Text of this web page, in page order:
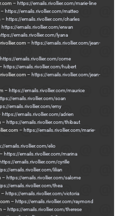
– https://emails.rivollier.com/marie-line
– https://emails.rivollier.com/matteo
– https://emails.rivollier.com/charles
https://emails.rivollier.com/erwan
emails.rivollier.com/lyana
– https://emails.rivollier.com/jean-
https://emails.rivollier.com/come
https://emails.rivollier.com/hubert
– https://emails.rivollier.com/jean-
– https://emails.rivollier.com/maurice
emails.rivollier.com/soan
emails.rivollier.com/emy
https://emails.rivollier.com/adrien
– https://emails.rivollier.com/thibaut
– https://emails.rivollier.com/marie-
emails.rivollier.com/elio
https://emails.rivollier.com/marina
https://emails.rivollier.com/cyrille
emails.rivollier.com/lilian
– https://emails.rivollier.com/salome
emails.rivollier.com/thea
– https://emails.rivollier.com/victoria
– https://emails.rivollier.com/raymond
– https://emails.rivollier.com/therese